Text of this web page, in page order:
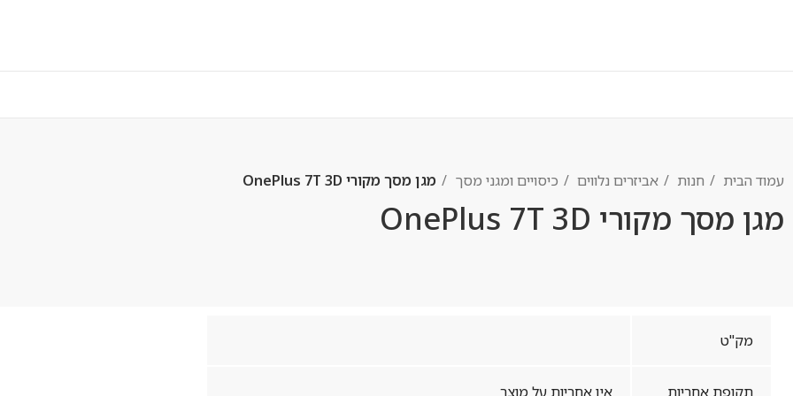
עמוד הבית חנות אביזרים נלווים כיסויים ומגני מסך מגן מסך מקורי OnePlus 7T 3D
מגן מסך מקורי OnePlus 7T 3D
מק"ט
תקופת אחריות אין אחריות על מוצר